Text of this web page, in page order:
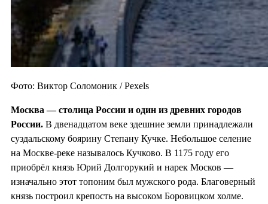
Фото: Виктор Соломоник / Pexels
Москва — столица России и один из древних городов
России. В двенадцатом веке здешние земли принадлежали
суздальскому боярину Степану Кучке. Небольшое селение
на Москве-реке называлось Кучково. В 1175 году его
приобрёл князь Юрий Долгорукий и нарек Москов —
изначально этот топоним был мужского рода. Благоверный
князь построил крепость на высоком Боровицком холме.